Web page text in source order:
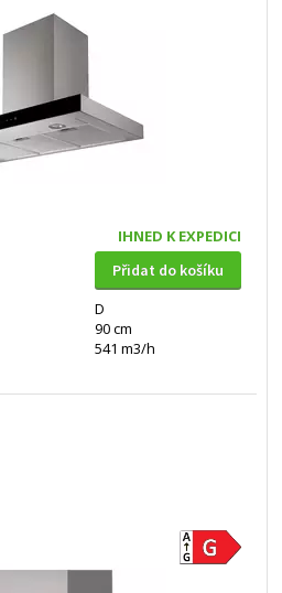
IHNED K EXPEDICI
Přidat do košíku
D
90 cm
541 m3/h